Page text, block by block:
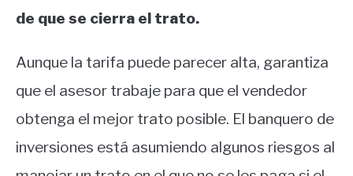
de que se cierra el trato.
Aunque la tarifa puede parecer alta, garantiza
que el asesor trabaje para que el vendedor
obtenga el mejor trato posible. El banquero de
inversiones está asumiendo algunos riesgos al